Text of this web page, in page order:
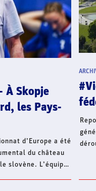
À Skopje
les Pays-
d’Europe a été
du château
slovène. L’équipe